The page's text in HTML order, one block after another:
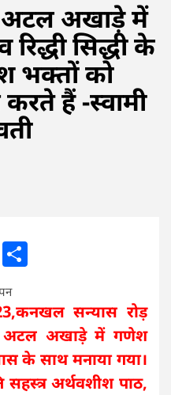
अटल अखाड़े में
सिद्धी के
भक्तों को
हैं -स्वामी
Print
सन्यास रोड़
अटल अखाड़े में गणेश
के साथ मनाया गया।
अर्थवशीश पाठ,